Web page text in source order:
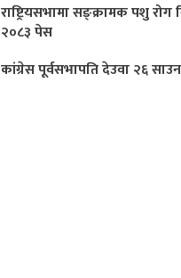
राष्ट्रियसभामा सङ्क्रामक पशु
२०८३ पेस
कांग्रेस पूर्वसभापति देउवा २६